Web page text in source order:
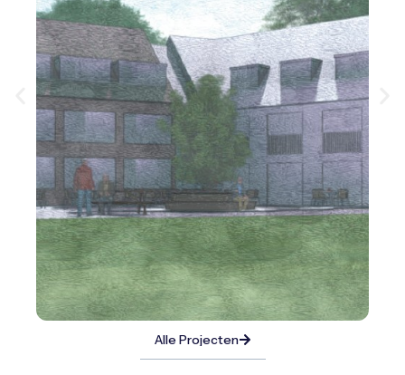
Alle Projecten